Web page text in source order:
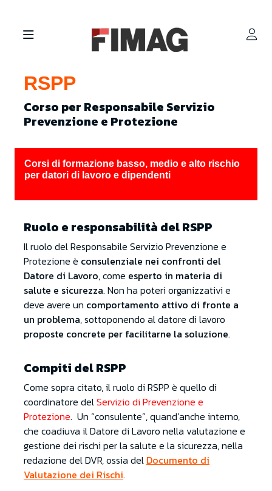
RSPP
Corso per Responsabile Servizio
Prevenzione e Protezione
Corsi di formazione basso, medio e alto rischio
per datori di lavoro e dipendenti
Ruolo e responsabilità del RSPP
Il ruolo del Responsabile Servizio Prevenzione e
Protezione è consulenziale nei confronti del
Datore di Lavoro, come esperto in materia di
salute e sicurezza. Non ha poteri organizzativi e
deve avere un comportamento attivo di fronte a
un problema, sottoponendo al datore di lavoro
proposte concrete per facilitarne la soluzione.
Compiti del RSPP
Come sopra citato, il ruolo di RSPP è quello di
coordinatore delServizio di Prevenzione e
Protezione. Un “consulente”, quand’anche interno,
che coadiuva il Datore di Lavoro nella valutazione e
gestione dei rischi per la salute e la sicurezza, nella
redazione del DVR, ossia del Documento di
Valutazione dei Rischi.